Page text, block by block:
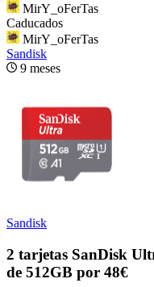
MirY_oFerTas
Caducados
MirY_oFerTas
Sandisk
9 meses
Sandisk
2 tarjetas SanDisk
de 512GB por 48€